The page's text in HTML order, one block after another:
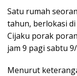
Satu rumah
tahun, berlokasi di
Cijaku porak
jam 9 pagi sabtu
Menurut